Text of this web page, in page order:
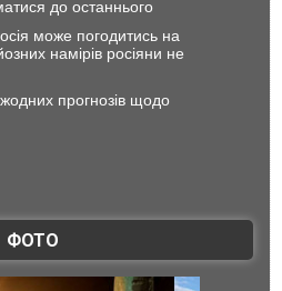
до останнього
може погодитись на
намірів росіяни не
прогнозів щодо
ФОТО